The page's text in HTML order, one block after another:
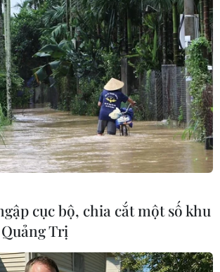
lưng chừng núi khiến công tác chữa cháy
khăn. (Ảnh: Ninh Đức Phương/TTXVN)
ngày 28/6, người dân địa phương
cháy bùng phát tại rừng đặc
Quao, thôn Tràng An, xã
Hoa Lư, tỉnh Ninh Bình, khu
Quần thể Danh thắng Tràng
lượng phòng cháy chữa cháy
cùng hàng chục phương tiện đã
hiện trường để cứu hỏa.
cục bộ, chia cắt một số khu
Trị